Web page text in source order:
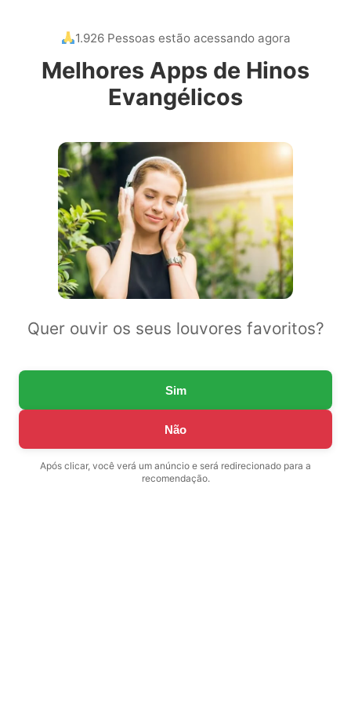
1.926 Pessoas estão acessando agora
Melhores Apps de Hinos
Evangélicos
Quer ouvir os seus louvores favoritos?
Sim
Não
Após clicar, você verá um anúncio e será redirecionado para a
recomendação.